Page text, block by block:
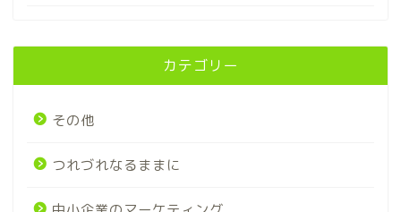
カテゴリー
その他
つれづれなるままに